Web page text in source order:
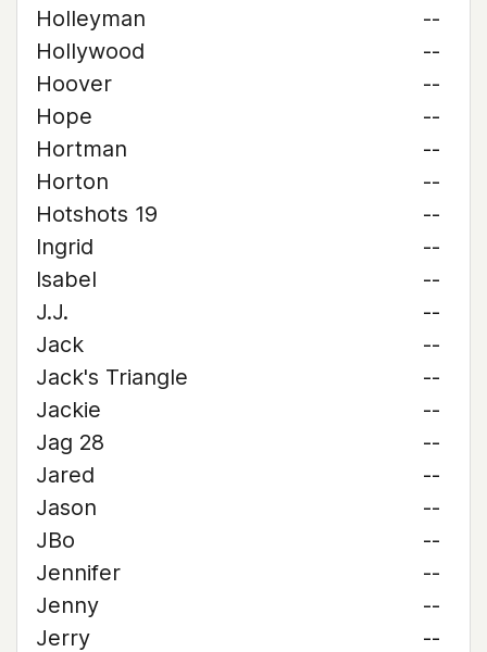
Holleyman
--
Hollywood
--
Hoover
--
Hope
--
Hortman
--
Horton
--
Hotshots 19
--
Ingrid
--
Isabel
--
J.J.
--
Jack
--
Jack's Triangle
--
Jackie
--
Jag 28
--
Jared
--
Jason
--
JBo
--
Jennifer
--
Jenny
--
Jerry
--